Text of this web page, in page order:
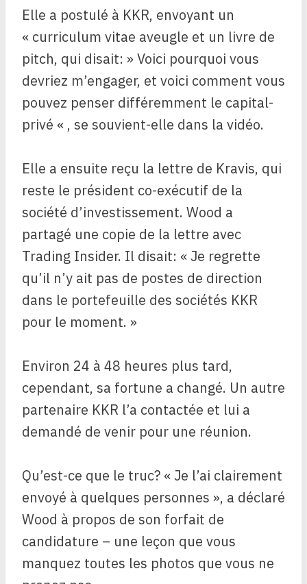
Elle a postulé à KKR, envoyant un
« curriculum vitae aveugle et un livre de
pitch, qui disait: » Voici pourquoi vous
devriez m’engager, et voici comment vous
pouvez penser différemment le capital-
privé « , se souvient-elle dans la vidéo.
Elle a ensuite reçu la lettre de Kravis, qui
reste le président co-exécutif de la
société d’investissement. Wood a
partagé une copie de la lettre avec
Trading Insider. Il disait: « Je regrette
qu’il n’y ait pas de postes de direction
dans le portefeuille des sociétés KKR
pour le moment. »
Environ 24 à 48 heures plus tard,
cependant, sa fortune a changé. Un autre
partenaire KKR l’a contactée et lui a
demandé de venir pour une réunion.
Qu’est-ce que le truc? « Je l’ai clairement
envoyé à quelques personnes », a déclaré
Wood à propos de son forfait de
candidature – une leçon que vous
manquez toutes les photos que vous ne